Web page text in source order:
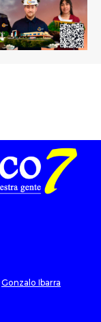
Gonzalo Ibarra